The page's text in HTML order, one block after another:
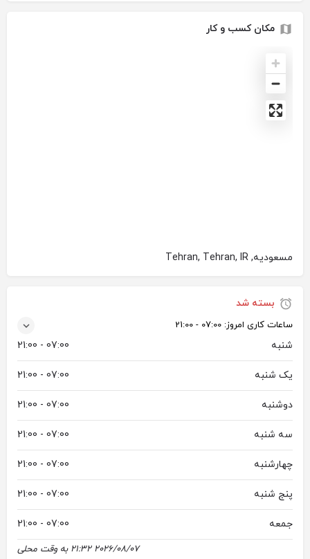
مکان کسب و کار
مسعودیه, Tehran, Tehran, IR
بسته شد
ساعات کاری امروز: 07:00 - 21:00
شنبه 07:00 - 21:00
یک شنبه 07:00 - 21:00
دوشنبه 07:00 - 21:00
سه شنبه 07:00 - 21:00
چهارشنبه 07:00 - 21:00
پنج شنبه 07:00 - 21:00
جمعه 07:00 - 21:00
2026/08/07 21:32 به وقت محلی